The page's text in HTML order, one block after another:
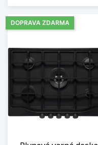
DOPRAVA ZDARMA